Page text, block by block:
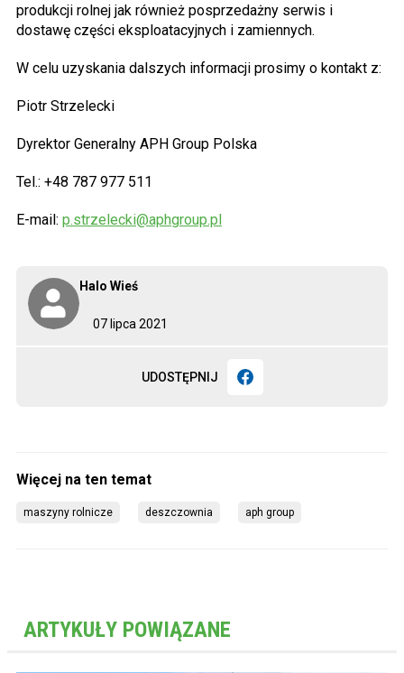
07 lipca 2021
Halo Wieś
UDOSTĘPNIJ
produkcji rolnej jak również posprzedażny serwis i
dostawę części eksploatacyjnych i zamiennych.
W celu uzyskania dalszych informacji prosimy o kontakt z:
Piotr Strzelecki
Dyrektor Generalny APH Group Polska
Tel.: +48 787 977 511
E-mail: p.strzelecki@aphgroup.pl
maszyny rolnicze deszczownia aph group
ARTYKUŁY POWIĄZANE